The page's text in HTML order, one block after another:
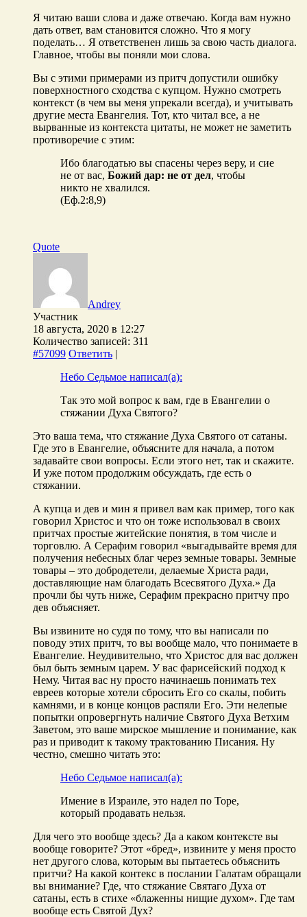
Я читаю ваши слова и даже отвечаю. Когда вам нужно
дать ответ, вам становится сложно. Что я могу
поделать… Я ответственен лишь за свою часть диалога.
Главное, чтобы вы поняли мои слова.
Вы с этими примерами из притч допустили ошибку
поверхностного сходства с купцом. Нужно смотреть
контекст (в чем вы меня упрекали всегда), и учитывать
другие места Евангелия. Тот, кто читал все, а не
вырванные из контекста цитаты, не может не заметить
противоречие с этим:
Ибо благодатью вы спасены через веру, и сие
не от вас, Божий дар: не от дел, чтобы
никто не хвалился.
(Еф.2:8,9)
Quote
Andrey
Участник
18 августа, 2020 в 12:27
Количество записей: 311
#57099 Ответить |
Небо Седьмое написал(а):
Так это мой вопрос к вам, где в Евангелии о
стяжании Духа Святого?
Это ваша тема, что стяжание Духа Святого от сатаны.
Где это в Евангелие, объясните для начала, а потом
задавайте свои вопросы. Если этого нет, так и скажите.
И уже потом продолжим обсуждать, где есть о
стяжании.
А купца и дев и мин я привел вам как пример, того как
говорил Христос и что он тоже использовал в своих
притчах простые житейские понятия, в том числе и
торговлю. А Серафим говорил «выгадывайте время для
получения небесных благ через земные товары. Земные
товары – это добродетели, делаемые Христа ради,
доставляющие нам благодать Всесвятого Духа.» Да
прочли бы чуть ниже, Серафим прекрасно притчу про
дев объясняет.
Вы извините но судя по тому, что вы написали по
поводу этих притч, то вы вообще мало, что понимаете в
Евангелие. Неудивительно, что Христос для вас должен
был быть земным царем. У вас фарисейский подход к
Нему. Читая вас ну просто начинаешь понимать тех
евреев которые хотели сбросить Его со скалы, побить
камнями, и в конце концов распяли Его. Эти нелепые
попытки опровергнуть наличие Святого Духа Ветхим
Заветом, это ваше мирское мышление и понимание, как
раз и приводит к такому трактованию Писания. Ну
честно, смешно читать это:
Небо Седьмое написал(а):
Имение в Израиле, это надел по Торе,
который продавать нельзя.
Для чего это вообще здесь? Да а каком контексте вы
вообще говорите? Этот «бред», извините у меня просто
нет другого слова, которым вы пытаетесь объяснить
притчи? На какой контекс в послании Галатам обращали
вы внимание? Где, что стяжание Святаго Духа от
сатаны, есть в стихе «блаженны нищие духом». Где там
вообще есть Святой Дух?